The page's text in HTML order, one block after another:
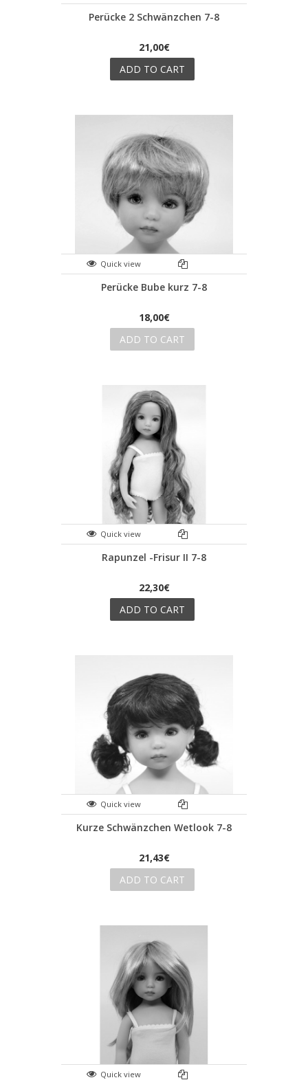
Perücke 2 Schwänzchen 7-8
21,00€
ADD TO CART
Quick view
Perücke Bube kurz 7-8
18,00€
ADD TO CART
Quick view
Rapunzel -Frisur II 7-8
22,30€
ADD TO CART
Quick view
Kurze Schwänzchen Wetlook 7-8
21,43€
ADD TO CART
Quick view